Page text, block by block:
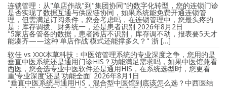
连锁管理：从"单店作战"到"集团协同"的数字化转型，您的连锁门诊
是否实现了数据互通与供应链协同，如果系统能免费开通连锁管
理，但需满足订阅条件，您会考虑吗，在连锁管理中，您最头疼的
是：库存调拨、财务统一，还是患者识别 2026年8月2日
"5家店各管各的数据，患者跨店不识别，库存调不动，报表要5天才
能凑齐——这种'单店作战'模式还能撑多久？" 浙 […]
软佳 vs XXX本草科技：中医馆管理系统的专业深度之争，您用的是
垂直中医系统还是通用门诊HIS？功能满足需求吗，如果中医馆兼看
西医，您会选专业中医软件还是通用HIS，在系统选型时，您更看
重'专业深度'还是'功能全面' 2026年8月1日
"垂直中医系统与通用HIS，混合型中医馆到底该怎么选？中西医结